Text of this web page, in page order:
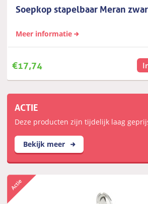
Soepkop stapelbaar Meran
Meer informatie
€17,74
ACTIE
Deze producten zijn tijdelijk laag
Bekijk meer